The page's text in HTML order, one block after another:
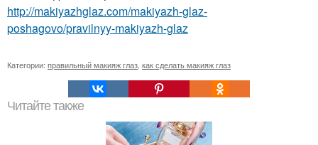
http://makiyazhglaz.com/makiyazh-glaz-
poshagovo/pravilnyy-makiyazh-glaz
Категории: правильный макияж глаз как сделать макияж глаз
Читайте также